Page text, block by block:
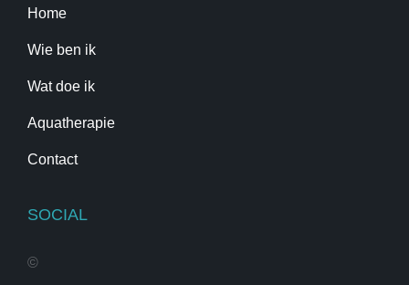
Home
Wie ben ik
Wat doe ik
Aquatherapie
Contact
SOCIAL
©